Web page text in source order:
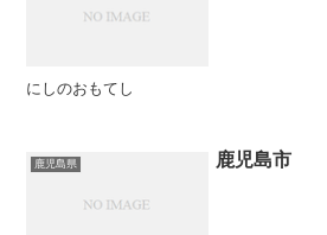
にしのおもてし
鹿児島県 鹿児島市